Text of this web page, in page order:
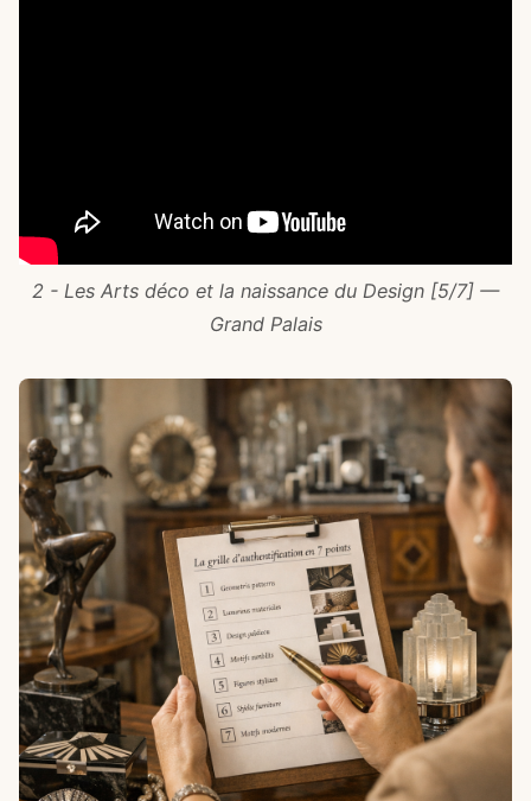
2 - Les Arts déco et la naissance du Design [5/7] —
Grand Palais